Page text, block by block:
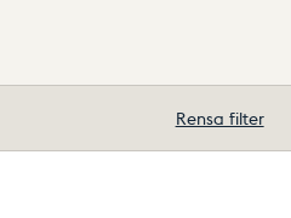
Rensa filter